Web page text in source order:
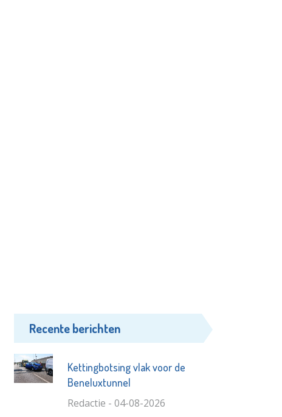
Recente berichten
Kettingbotsing vlak voor de
Beneluxtunnel
Redactie - 04-08-2026